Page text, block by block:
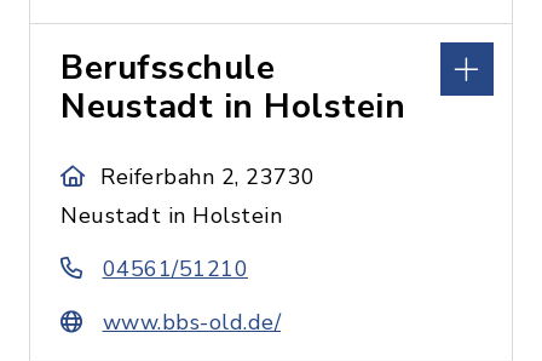
Berufsschule
Neustadt in Holstein
Reiferbahn 2, 23730
Neustadt in Holstein
04561/51210
www.bbs-old.de/